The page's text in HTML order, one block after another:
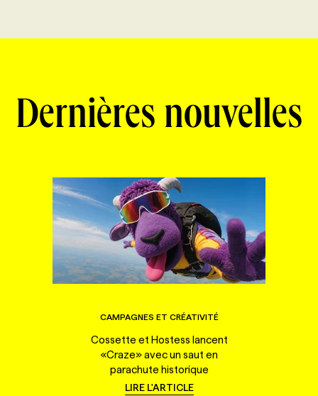
Dernières nouvelles
CAMPAGNES ET CRÉATIVITÉ
Cossette et Hostess lancent
«Craze» avec un saut en
parachute historique
LIRE L'ARTICLE